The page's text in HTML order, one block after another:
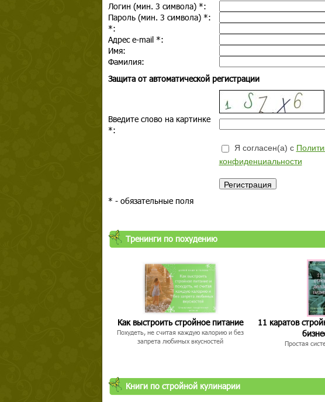
Логин (мин. 3 символа) *:
Пароль (мин. 3 символа) *:
*:
Адрес e-mail *:
Имя:
Фамилия:
Защита от автоматической регистрации
Введите слово на картинке
*:
Я согласен(а) с
конфиденциальности
* - обязательные поля
Тренинги по похудению
Как выстроить стройное питание
Похудеть, не считая каждую калорию и без
запрета любимых вкусностей
11 каратов
Простая
Книги по стройной кулинарии